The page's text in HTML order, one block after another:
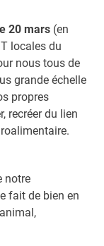
20 mars (en
locales du
nous tous de
grande échelle
propres
recréer du lien
notre
fait de bien en